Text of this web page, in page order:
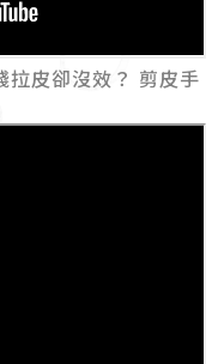
皮卻沒效？ 剪皮手